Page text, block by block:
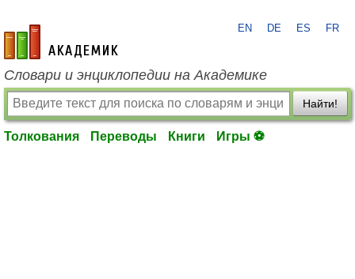
academic.ru
EN DE ES FR
Словари и энциклопедии на Академике
Найти!
Толкования Переводы Книги Игры ⚽